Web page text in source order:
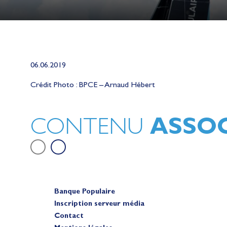
06.06.2019
Crédit Photo : BPCE – Arnaud Hébert
CONTENU
Lauriane Nolot en or à Long
sur le plan d'eau des Jeux
Banque Populaire
Inscription serveur média
Contact